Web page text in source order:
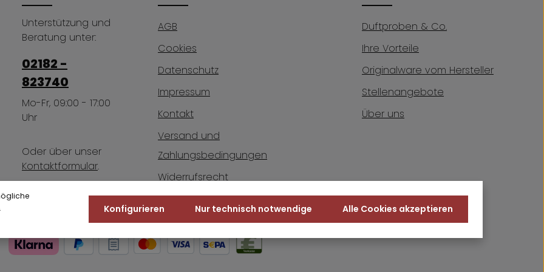
Unterstützung und
Beratung unter:
02182 -
823740
Mo-Fr, 09:00 - 17:00
Uhr
Oder über unser
Kontaktformular.
AGB
Cookies
Datenschutz
Impressum
Kontakt
Versand und
Zahlungsbedingungen
Widerrufsrecht
Duftproben & Co.
Ihre Vorteile
Originalware vom Hersteller
Stellenangebote
Über uns
Nur technisch notwendige
Konfigurieren Alle Cookies akzeptieren